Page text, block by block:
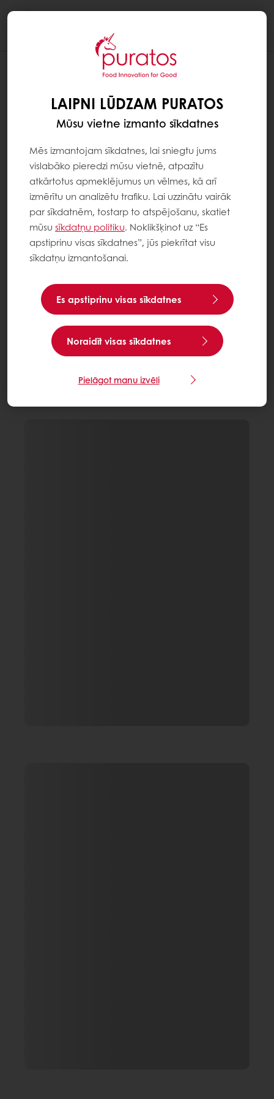
LAIPNI LŪDZAM PURATOS
Mūsu vietne izmanto sīkdatnes
Mēs izmantojam sīkdatnes, lai sniegtu jums
vislabāko pieredzi mūsu vietnē, atpazītu
atkārtotus apmeklējumus un vēlmes, kā arī
izmērītu un analizētu trafiku. Lai uzzinātu vairāk
par sīkdatnēm, tostarp to atspējošanu, skatiet
mūsu sīkdatņu politiku. Noklikšķinot uz “Es
apstiprinu visas sīkdatnes”, jūs piekrītat visu
sīkdatņu izmantošanai.
Es apstiprinu visas sīkdatnes
Noraidīt visas sīkdatnes
Pielāgot manu izvēli